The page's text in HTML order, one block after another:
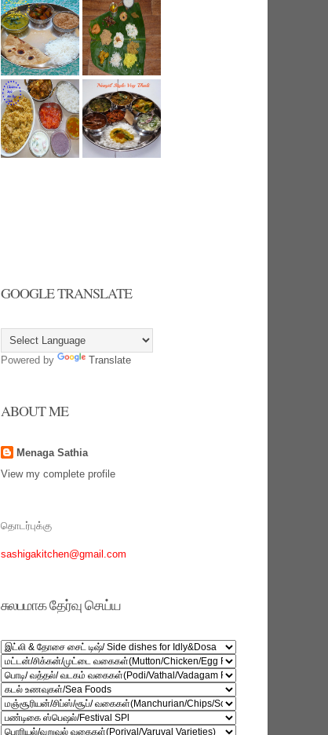
GOOGLE TRANSLATE
Powered by Translate
ABOUT ME
Menaga Sathia
View my complete profile
தொடர்புக்கு
sashigakitchen@gmail.com
சுலபமாக தேர்வு செய்ய‌